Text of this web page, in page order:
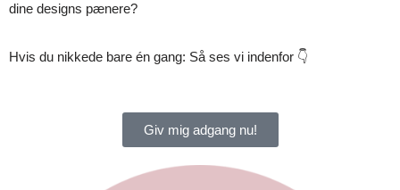
dine designs pænere?
Hvis du nikkede bare én gang: Så ses vi indenfor 👇
Giv mig adgang nu!